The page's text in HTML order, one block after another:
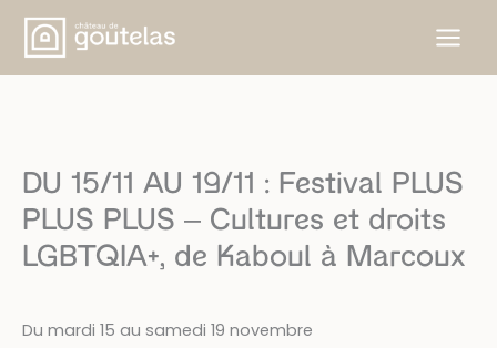
Aller
contenu
DU 15/11 AU 19/11 : Festival PLUS
PLUS PLUS – Cultures et droits
LGBTQIA+, de Kaboul à Marcoux
Du mardi 15 au samedi 19 novembre